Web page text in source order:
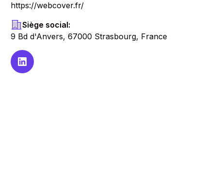
https://webcover.fr/
Siège social:
9 Bd d'Anvers, 67000 Strasbourg, France